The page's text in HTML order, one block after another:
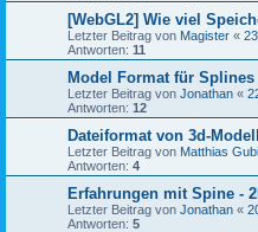
[WebGL2] Wie viel
Letzter Beitrag von Magister «
Antworten: 11
Model Format für Splines
Letzter Beitrag von Jonathan «
Antworten: 12
Dateiformat von 3d-
Letzter Beitrag von Matthias
Antworten: 4
Erfahrungen mit Spine -
Letzter Beitrag von Jonathan «
Antworten: 5